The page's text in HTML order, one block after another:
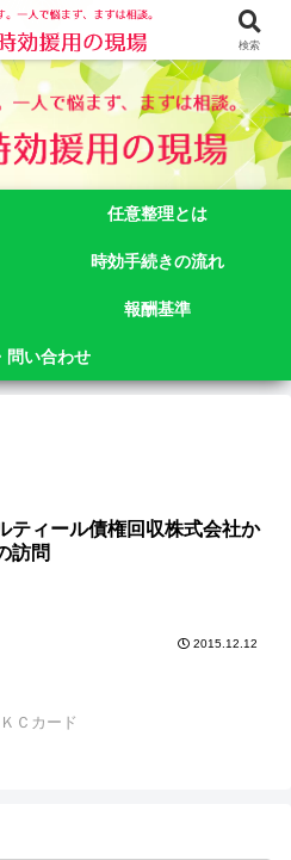
苑総合事務所にご相談下さい。 東京都
テビル新宿４階 TEL:03-3356-3750
任意整理とは
時効手続きの流れ
報酬基準
問い合わせ
ティール債権回収株式会社か
訪問
2015.12.12
ＫＣカード
検索